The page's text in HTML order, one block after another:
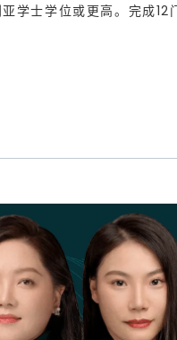
学位或更高。完成12门